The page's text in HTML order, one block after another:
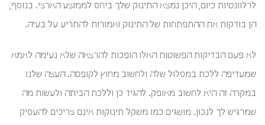
לרלוונטיות כיום, היכן נמצא התינוק שלך ביחס לממוצע הארצי. בנוסף,
הן בודקות את ההתפתחות של התינוק ואמורות להתריע על בעיה.
לא פעם הבדיקות הפשוטות האלו הופכות להרצאה שלא נעימה לאמא
שמעדיפה ללכת במסלול שלה ולחשוב מחוץ לקופסה. העצה שלנו
במקרה זה היא לחשוב מאופק. להגיד כן וללכת הביתה ולעשות מה
שמרגיש לך לנכון. מושגים כמו משקל תינוקות אינם צריכים להעסיק